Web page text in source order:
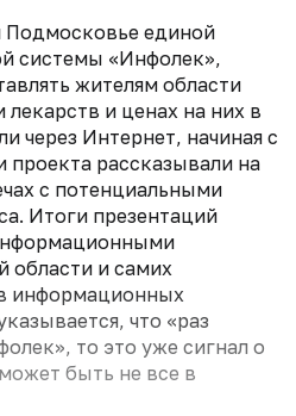
Подмосковье единой
системы «Инфолек»,
жителям области
и ценах на них в
через Интернет, начиная с
проекта рассказывали на
с потенциальными
Итоги презентаций
области и самих
информационных
что «раз
то это уже сигнал о
быть не все в